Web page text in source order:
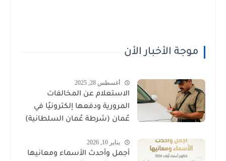
موجة الأخبار الأن
أغسطس 28, 2025
الاستعلام عن المخالفات
المرورية ودفعها إلكترونيًا في
عُمان (شرطة عُمان السلطانية)
يناير 10, 2026
أجمل وأحدث الأسماء ومعانيها